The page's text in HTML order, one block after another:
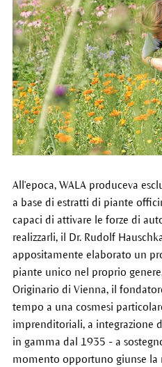
All'epoca, WALA produceva
a base di estratti di piante
capaci di attivare le forze di
realizzarli, il Dr. Rudolf
appositamente elaborato un
piante unico nel proprio
Originario di Vienna, il
tempo a una cosmesi
imprenditoriali, a integrazione
in gamma dal 1935 - a
momento opportuno giunse la